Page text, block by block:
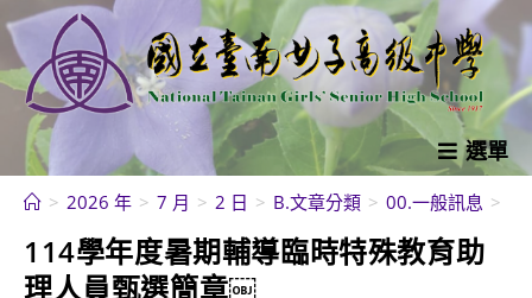
跳
轉
至
內
選單
> 2026 年 > 7 月 > 2 日 > B.文章分類 > 00.一般訊息 >
114學年度暑期輔導臨時特殊教育助
理人員甄選簡章￼